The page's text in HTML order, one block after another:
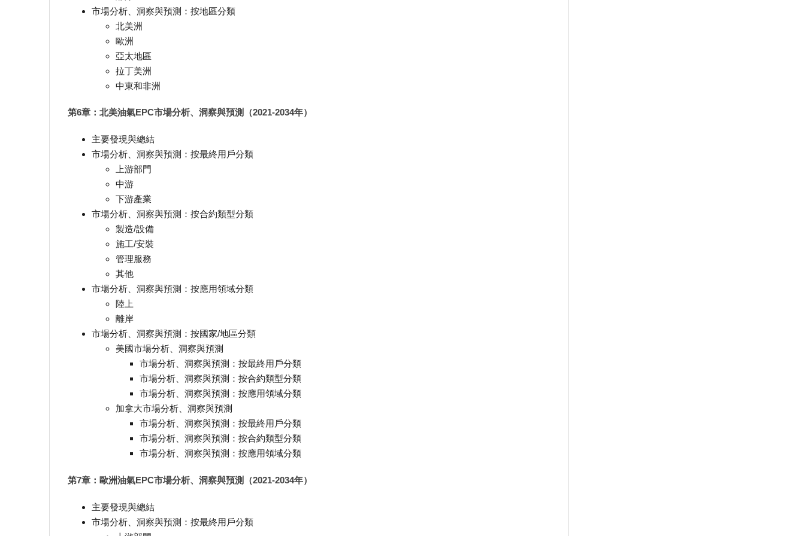
市場分析、洞察與預測：按地區分類
北美洲
歐洲
亞太地區
拉丁美洲
中東和非洲
第6章：北美油氣EPC市場分析、洞察與預測（2021-2034年）
主要發現與總結
市場分析、洞察與預測：按最終用戶分類
上游部門
中游
下游產業
市場分析、洞察與預測：按合約類型分類
製造/設備
施工/安裝
管理服務
其他
市場分析、洞察與預測：按應用領域分類
陸上
離岸
市場分析、洞察與預測：按國家/地區分類
美國市場分析、洞察與預測
市場分析、洞察與預測：按最終用戶分類
市場分析、洞察與預測：按合約類型分類
市場分析、洞察與預測：按應用領域分類
加拿大市場分析、洞察與預測
市場分析、洞察與預測：按最終用戶分類
市場分析、洞察與預測：按合約類型分類
市場分析、洞察與預測：按應用領域分類
第7章：歐洲油氣EPC市場分析、洞察與預測（2021-2034年）
主要發現與總結
市場分析、洞察與預測：按最終用戶分類